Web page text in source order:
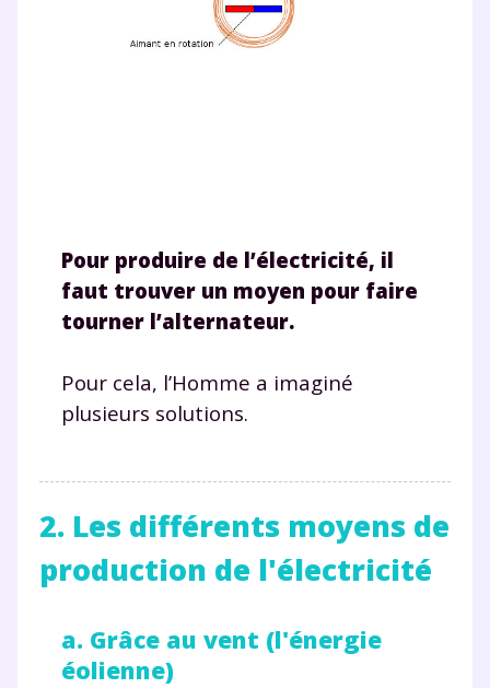
Pour produire de l’électricité, il
faut trouver un moyen pour faire
tourner l’alternateur.
Pour cela, l’Homme a imaginé
plusieurs solutions.
2. Les différents moyens de
production de l'électricité
a. Grâce au vent (l'énergie
éolienne)